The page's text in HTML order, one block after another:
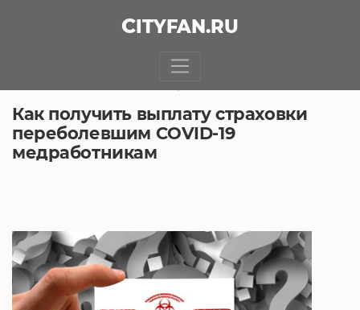
CITYFAN.RU
Как получить выплату страховки
переболевшим COVID-19
медработникам